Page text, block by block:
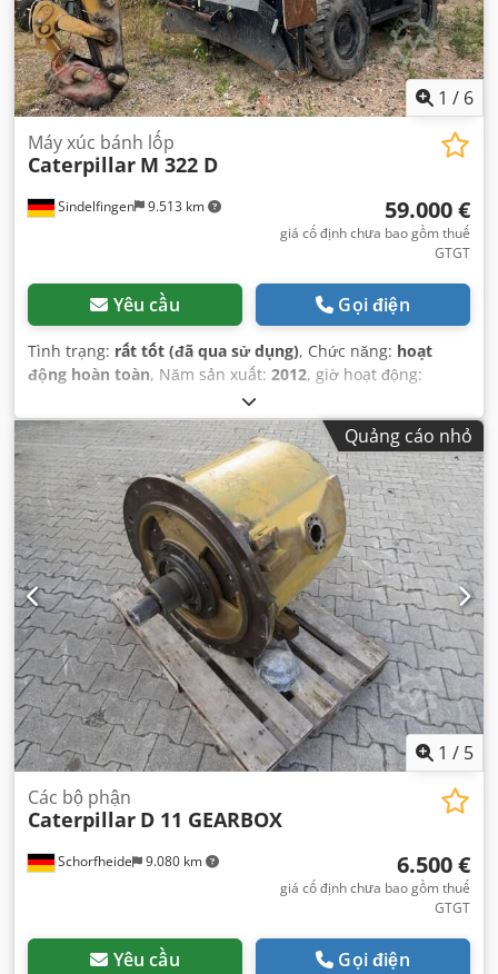
1 / 6
Sindelfingen 9.513 km
Máy xúc bánh lốp
Caterpillar M 322 D
59.000 €
giá cố định chưa bao gồm thuế
GTGT
Yêu cầu Gọi điện
Tình trạng: rất tốt (đã qua sử dụng), Chức năng: hoạt
động hoàn toàn, Năm sản xuất: 2012, giờ hoạt động:
Quảng cáo nhỏ
1 / 5
Schorfheide 9.080 km
Các bộ phận
Caterpillar D 11 GEARBOX
6.500 €
giá cố định chưa bao gồm thuế
GTGT
Yêu cầu Gọi điện